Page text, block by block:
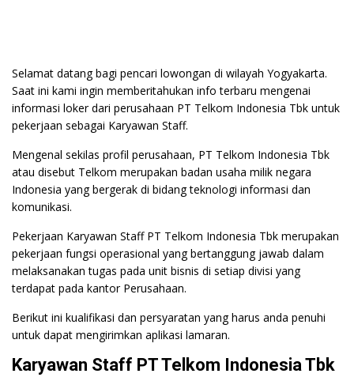
Selamat datang bagi pencari lowongan di wilayah Yogyakarta.
Saat ini kami ingin memberitahukan info terbaru mengenai
informasi loker dari perusahaan PT Telkom Indonesia Tbk untuk
pekerjaan sebagai Karyawan Staff.
Mengenal sekilas profil perusahaan, PT Telkom Indonesia Tbk
atau disebut Telkom merupakan badan usaha milik negara
Indonesia yang bergerak di bidang teknologi informasi dan
komunikasi.
Pekerjaan Karyawan Staff PT Telkom Indonesia Tbk merupakan
pekerjaan fungsi operasional yang bertanggung jawab dalam
melaksanakan tugas pada unit bisnis di setiap divisi yang
terdapat pada kantor Perusahaan.
Berikut ini kualifikasi dan persyaratan yang harus anda penuhi
untuk dapat mengirimkan aplikasi lamaran.
Karyawan Staff PT Telkom Indonesia Tbk